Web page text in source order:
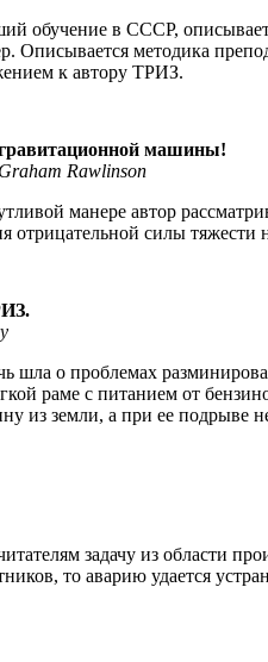
обучение в СССР,
Описывается методика
к автору ТРИЗ.
машины!
Rawlinson
манере автор
отрицательной силы
о проблемах
раме с питанием от
из земли, а при ее подрыве
задачу из области
то аварию удается